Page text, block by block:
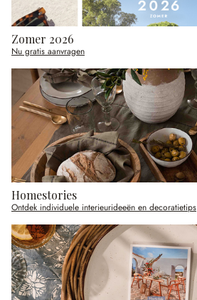
Zomer 2026
Nu gratis aanvragen
Homestories
Ontdek individuele interieurideeën en decoratietips